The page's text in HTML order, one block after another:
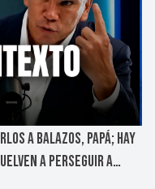
A BALAZOS, PAPÁ; HAY